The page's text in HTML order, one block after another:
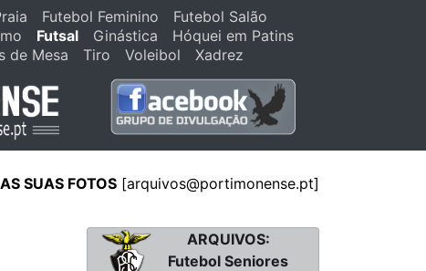
Futebol Feminino
Futebol Salão
Futsal Ginástica
Hóquei em Patins
de Mesa Tiro Voleibol Xadrez
SUAS FOTOS [arquivos@portimonense.pt]
ARQUIVOS:
Futebol Seniores